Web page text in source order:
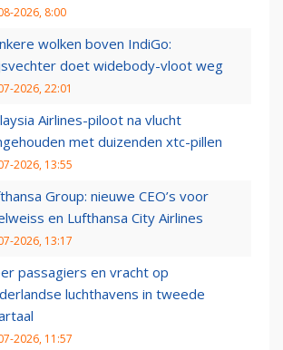
2026, 8:00
wolken boven IndiGo:
doet widebody-vloot weg
2026, 22:01
Airlines-piloot na vlucht
met duizenden xtc-pillen
2026, 13:55
Group: nieuwe CEO’s voor
en Lufthansa City Airlines
2026, 13:17
passagiers en vracht op
luchthavens in tweede
2026, 11:57